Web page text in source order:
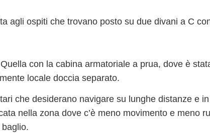
agli ospiti che trovano posto su due divani a C
con la cabina armatoriale a prua, dove è
locale doccia separato.
che desiderano navigare su lunghe distanze e
nella zona dove c’è meno movimento e meno